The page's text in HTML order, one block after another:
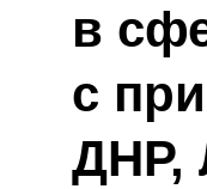
в
с
ДНР,